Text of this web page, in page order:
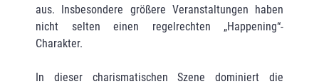
aus. Insbesondere größere Veranstaltungen haben
nicht selten einen regelrechten „Happening“-
Charakter.
In dieser charismatischen Szene dominiert die